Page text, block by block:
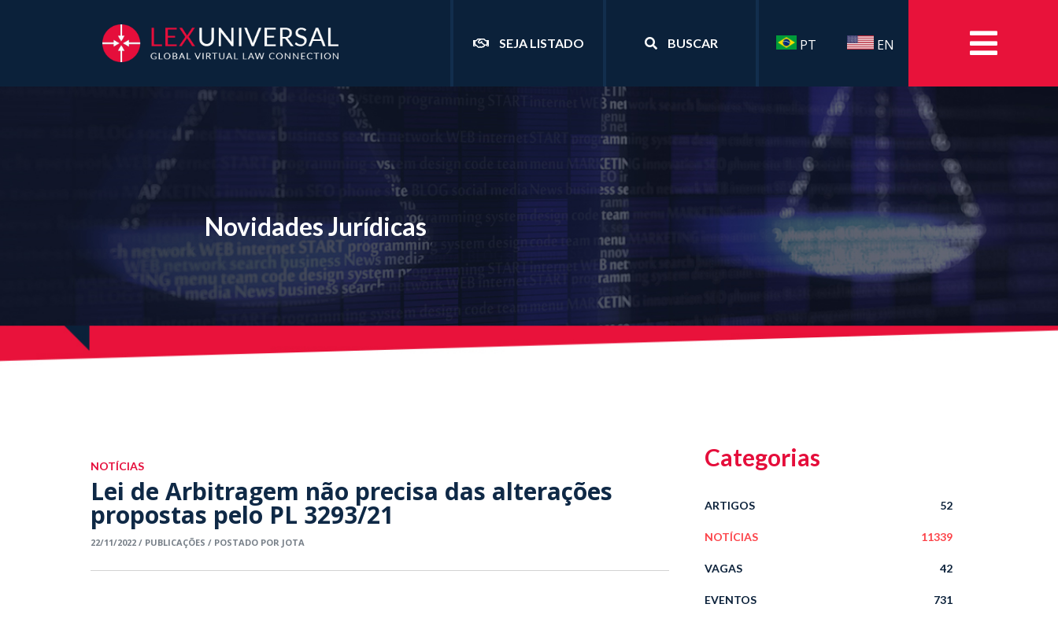
SEJA LISTADO BUSCAR PT EN
Novidades Jurídicas
NOTÍCIAS
Lei de Arbitragem não precisa das alterações
propostas pelo PL 3293/21
22/11/2022 / PUBLICAÇÕES / POSTADO POR JOTA
Categorias
ARTIGOS 52
NOTÍCIAS 11339
VAGAS 42
EVENTOS 731